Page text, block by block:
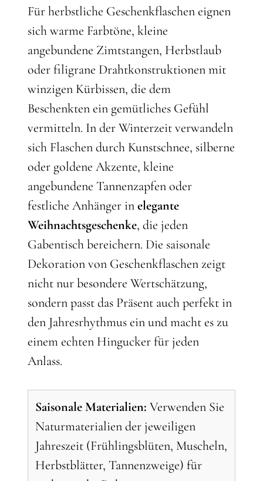
Für herbstliche Geschenkflaschen eignen
sich warme Farbtöne, kleine
angebundene Zimtstangen, Herbstlaub
oder filigrane Drahtkonstruktionen mit
winzigen Kürbissen, die dem
Beschenkten ein gemütliches Gefühl
vermitteln. In der Winterzeit verwandeln
sich Flaschen durch Kunstschnee, silberne
oder goldene Akzente, kleine
angebundene Tannenzapfen oder
festliche Anhänger inelegante
Weihnachtsgeschenke, die jeden
Gabentisch bereichern. Die saisonale
Dekoration von Geschenkflaschen zeigt
nicht nur besondere Wertschätzung,
sondern passt das Präsent auch perfekt in
den Jahresrhythmus ein und macht es zu
einem echten Hingucker für jeden
Anlass.
Saisonale Materialien: Verwenden Sie
Naturmaterialien der jeweiligen
Jahreszeit (Frühlingsblüten, Muscheln,
Herbstblätter, Tannenzweige) für